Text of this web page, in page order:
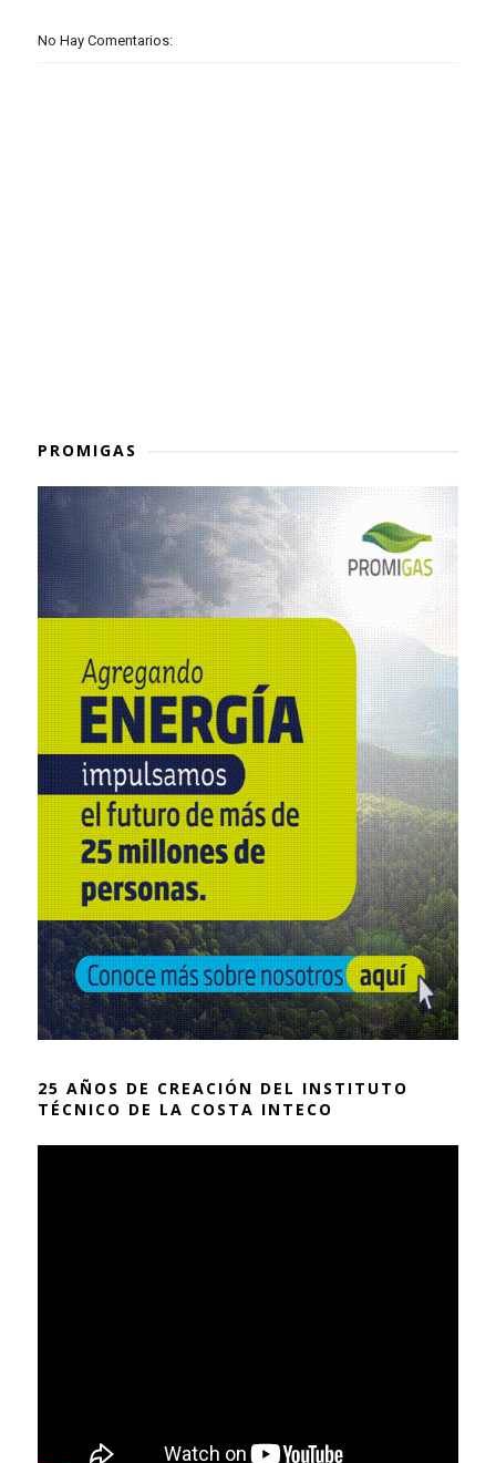
No Hay Comentarios:
PROMIGAS
25 AÑOS DE CREACIÓN DEL INSTITUTO
TÉCNICO DE LA COSTA INTECO